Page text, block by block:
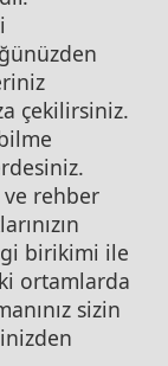
çekilirsiniz.
ve rehber
birikimi ile
ortamlarda
sizin